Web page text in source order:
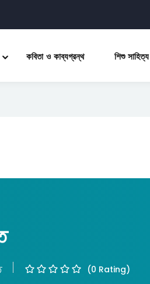
কবিতা ও কাব্যগ্রন্থ শিশু সাহিত্য
(0 Rating)